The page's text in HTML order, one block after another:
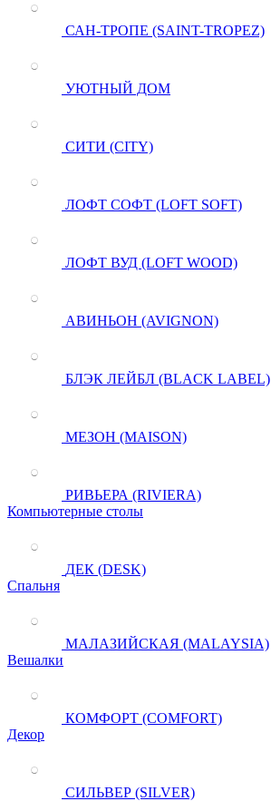
САН-ТРОПЕ (SAINT-TROPEZ)
УЮТНЫЙ ДОМ
СИТИ (CITY)
ЛОФТ СОФТ (LOFT SOFT)
ЛОФТ ВУД (LOFT WOOD)
АВИНЬОН (AVIGNON)
БЛЭК ЛЕЙБЛ (BLACK LABEL)
МЕЗОН (MAISON)
РИВЬЕРА (RIVIERA)
Компьютерные столы
ДЕК (DESK)
Спальня
МАЛАЗИЙСКАЯ (MALAYSIA)
Вешалки
КОМФОРТ (COMFORT)
Декор
СИЛЬВЕР (SILVER)